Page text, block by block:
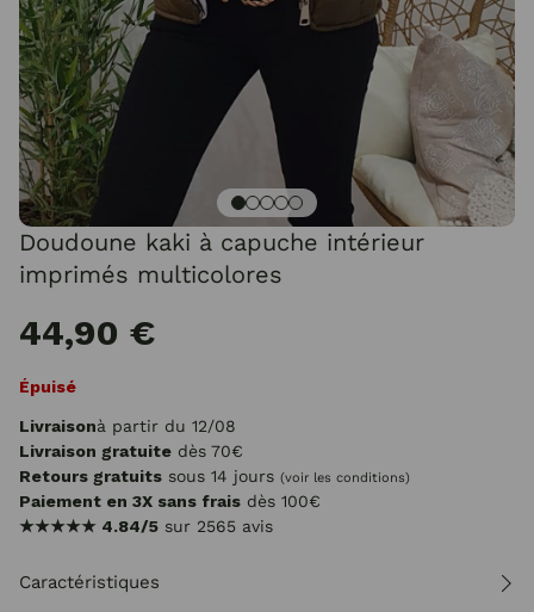
Doudoune kaki à capuche intérieur
imprimés multicolores
44,90 €
Épuisé
Livraisonà partir du 12/08
Livraison gratuite dès 70€
Retours gratuits sous 14 jours (voir les conditions)
Paiement en 3X sans frais dès 100€
★★★★★ 4.84/5 sur 2565 avis
Caractéristiques